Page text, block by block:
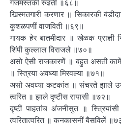
गजमस्तकीं रुढती ॥६८॥
खिस्मतगारी करणार ॥ सिकारकी
कुशळपणीं वाजविती ॥६९॥
गायक हेर बातमीदार ॥ खेळक प्राज्ञी
शिंपी कुल्लाल विराजले ॥७०॥
असो ऐसी राजकारणें ॥ बहुत असती
॥ स्त्रिया अवध्या मिरवल्या ॥७१॥
असो अवघ्या कटकांत ॥ संचरते झाले
त्वरित ॥ झाले दृष्टीस रायासी ॥७२॥
दृष्टीं पाहतांच अंजनीसुत ॥
त्वरितात्वरित ॥ कनकासनीं बैसविलें